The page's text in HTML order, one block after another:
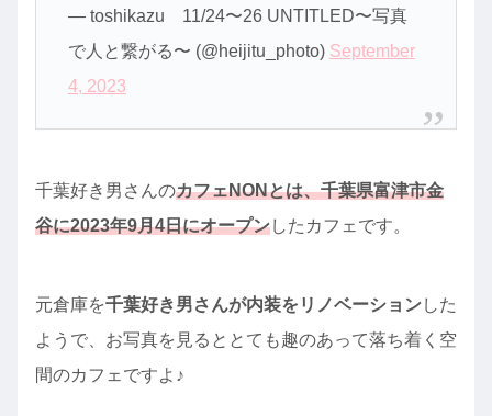
— toshikazu 11/24〜26 UNTITLED〜写真
で人と繋がる〜 (@heijitu_photo) September
4, 2023
千葉好き男さんのカフェNONとは、千葉県富津市金
谷に2023年9月4日にオープンしたカフェです。
元倉庫を千葉好き男さんが内装をリノベーションした
ようで、お写真を見るととても趣のあって落ち着く空
間のカフェですよ♪